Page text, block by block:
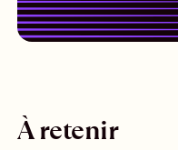
À retenir